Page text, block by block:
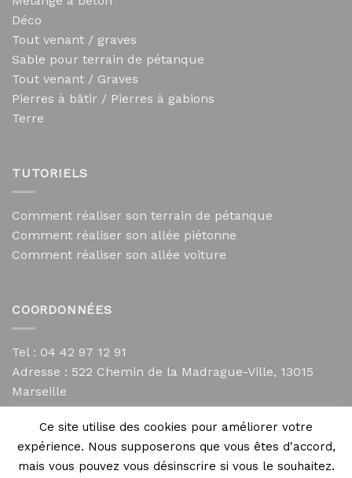
Déco
Tout venant / graves
Sable pour terrain de pétanque
Tout venant / Graves
Pierres à bâtir / Pierres à gabions
Terre
TUTORIELS
Comment réaliser son terrain de pétanque
Comment réaliser son allée piétonne
Comment réaliser son allée voiture
COORDONNÉES
Tel : 04 42 97 12 91
Adresse : 522 Chemin de la Madrague-Ville, 13015
Marseille
contact@mycailloux.com
Mentions légales
Ce site utilise des cookies pour améliorer votre
expérience. Nous supposerons que vous êtes d'accord,
mais vous pouvez vous désinscrire si vous le souhaitez.